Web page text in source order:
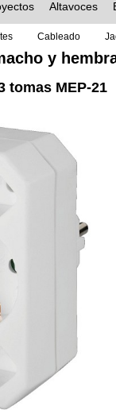
Altavoces
Cableado
y
tomas MEP-21